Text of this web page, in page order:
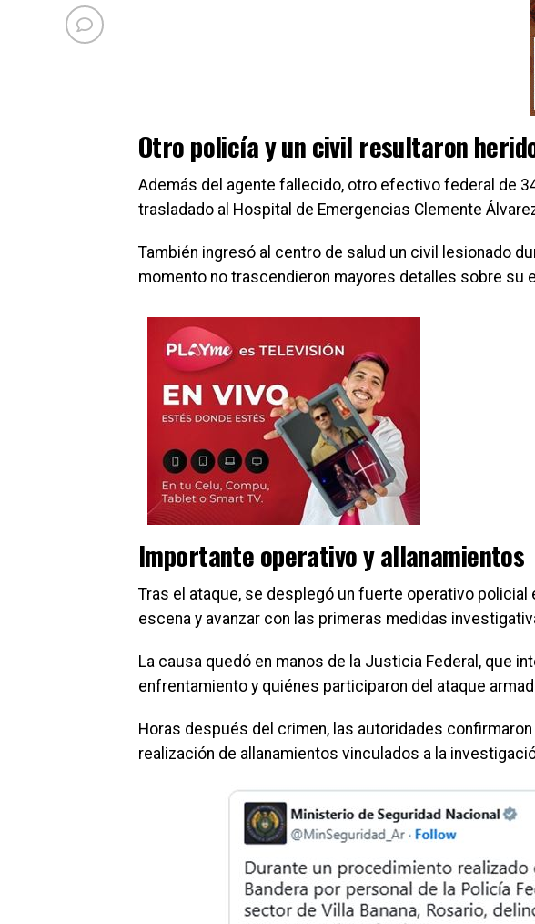
Otro policía y un civil resultaron
Además del agente fallecido, otro efectivo federal de
trasladado al Hospital de Emergencias Clemente
También ingresó al centro de salud un civil lesionado
momento no trascendieron mayores detalles sobre su
Importante operativo y allanamientos
Tras el ataque, se desplegó un fuerte operativo policial
escena y avanzar con las primeras medidas
La causa quedó en manos de la Justicia Federal, que
enfrentamiento y quiénes participaron del ataque
Horas después del crimen, las autoridades
realización de allanamientos vinculados a la